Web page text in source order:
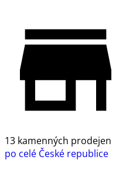
13 kamenných prodejen
po celé České republice